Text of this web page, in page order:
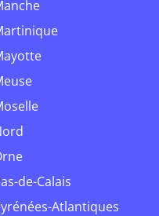
Manche
Martinique
Mayotte
Meuse
Moselle
Nord
Orne
Pas-de-Calais
Pyrénées-Atlantiques